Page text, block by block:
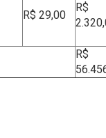
R$ 29,00
R$
R$